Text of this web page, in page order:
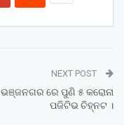
NEXT POST
ଭଞ୍ଜନଗର ରେ ପୁଣି ୫ କରୋନା
ପଜିଟିଭ ଚିହ୍ନଟ ।